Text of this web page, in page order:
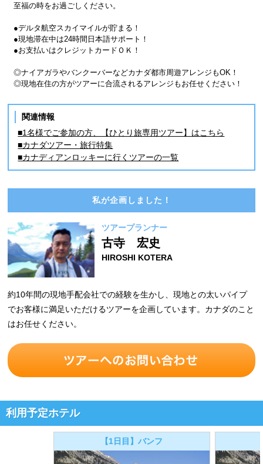
至福の時をお過ごしください。
●デルタ航空スカイマイルが貯まる！
●現地滞在中は24時間日本語サポート！
●お支払いはクレジットカードＯＫ！
◎ナイアガラやバンクーバーなどカナダ都市周遊アレンジもOK！
◎現地在住の方がツアーに合流されるアレンジもお任せください！
関連情報
■1名様でご参加の方、【ひとり旅専用ツアー】はこちら
■カナダツアー・旅行特集
■カナディアンロッキーに行くツアーの一覧
私が企画しました！
ツアープランナー
古寺 宏史
HIROSHI KOTERA
約10年間の現地手配会社での経験を生かし、現地との太いパイプ
でお客様に満足いただけるツアーを企画しています。カナダのこと
はお任せください。
利用予定ホテル
【1日目】バンフ